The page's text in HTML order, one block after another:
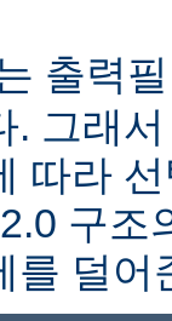
출력
. 그래
따라
구조
를 덜어